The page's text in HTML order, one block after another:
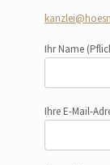
Ihr Name
Ihre E-Mail-